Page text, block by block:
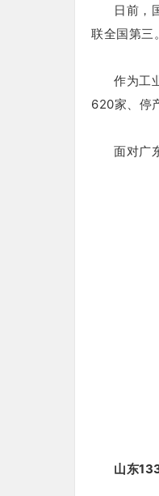
日前，
联全国第三。
作为工
620家、停
面对广
山东